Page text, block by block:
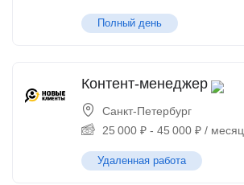
Полный день
Контент-менеджер
Санкт-Петербург
25 000 ₽ - 45 000 ₽ / месяц
Удаленная работа